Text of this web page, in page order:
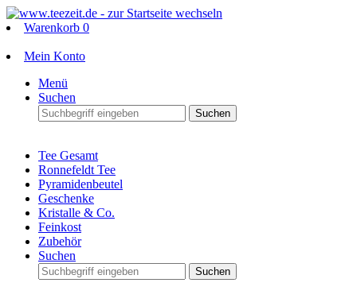
Warenkorb 0
Mein Konto
Menü
Suchen
Suchen
Tee Gesamt
Ronnefeldt Tee
Pyramidenbeutel
Geschenke
Kristalle & Co.
Feinkost
Zubehör
Suchen
Suchen